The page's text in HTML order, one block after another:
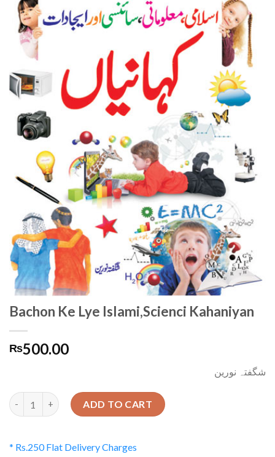
Bachon Ke Lye Islami,Scienci Kahaniyan
₨500.00
شگفتہ نورین
Quantity ADD TO CART
* Rs.250 Flat Delivery Charges